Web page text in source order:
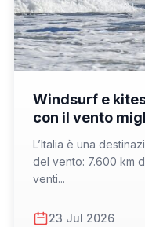
Windsurf e
con il vento
L’Italia è una
del vento: 7.600 km
venti...
23 Jul 2026